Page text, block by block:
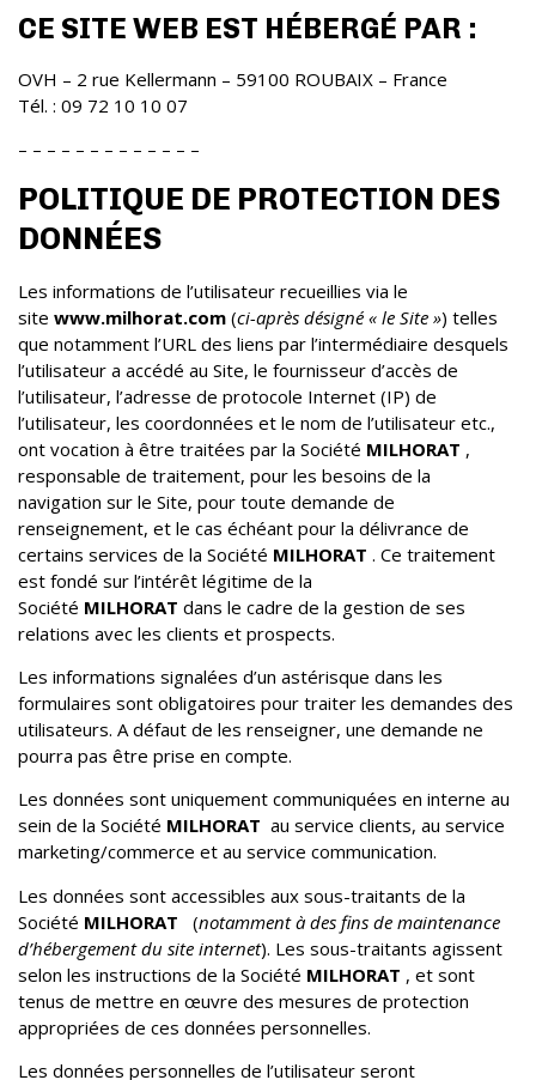
CE SITE WEB EST HÉBERGÉ PAR :
OVH – 2 rue Kellermann – 59100 ROUBAIX – France
Tél. : 09 72 10 10 07
– – – – – – – – – – – – –
POLITIQUE DE PROTECTION DES
DONNÉES
Les informations de l’utilisateur recueillies via le
site www.milhorat.com (ci-après désigné « le Site ») telles
que notamment l’URL des liens par l’intermédiaire desquels
l’utilisateur a accédé au Site, le fournisseur d’accès de
l’utilisateur, l’adresse de protocole Internet (IP) de
l’utilisateur, les coordonnées et le nom de l’utilisateur etc.,
ont vocation à être traitées par la Société MILHORAT ,
responsable de traitement, pour les besoins de la
navigation sur le Site, pour toute demande de
renseignement, et le cas échéant pour la délivrance de
certains services de la Société MILHORAT . Ce traitement
est fondé sur l’intérêt légitime de la
Société MILHORAT dans le cadre de la gestion de ses
relations avec les clients et prospects.
Les informations signalées d’un astérisque dans les
formulaires sont obligatoires pour traiter les demandes des
utilisateurs. A défaut de les renseigner, une demande ne
pourra pas être prise en compte.
Les données sont uniquement communiquées en interne au
sein de la Société MILHORAT au service clients, au service
marketing/commerce et au service communication.
Les données sont accessibles aux sous-traitants de la
Société MILHORAT (notamment à des fins de maintenance
d’hébergement du site internet). Les sous-traitants agissent
selon les instructions de la Société MILHORAT , et sont
tenus de mettre en œuvre des mesures de protection
appropriées de ces données personnelles.
Les données personnelles de l’utilisateur seront